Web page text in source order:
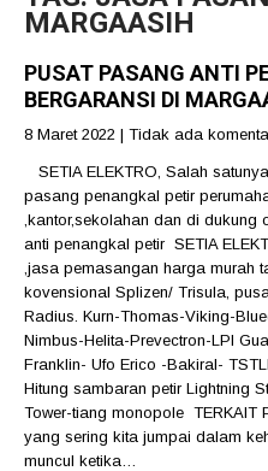
MARGAASIH
PUSAT PASANG ANTI
BERGARANSI DI
8 Maret 2022 | Tidak ada
SETIA ELEKTRO, Salah
pasang penangkal petir
,kantor,sekolahan dan di dukung
anti penangkal petir SETIA
,jasa pemasangan harga murah
kovensional Splizen/ Trisula,
Radius. Kurn-Thomas-Viking-
Nimbus-Helita-Prevectron-LPI
Franklin- Ufo Erico -Bakiral-
Hitung sambaran petir Lightning
Tower-tiang monopole TERKAIT
yang sering kita jumpai dalam
muncul ketika…